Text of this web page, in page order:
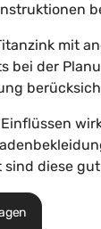
mit
bei der
sind diese